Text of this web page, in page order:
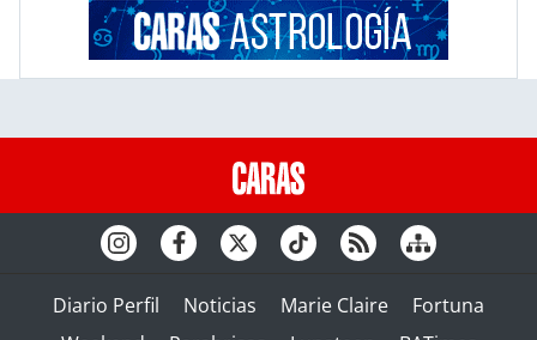
Diario Perfil Noticias Marie Claire
Fortuna